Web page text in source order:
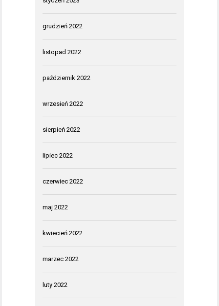
grudzień 2022
listopad 2022
październik 2022
wrzesień 2022
sierpień 2022
lipiec 2022
czerwiec 2022
maj 2022
kwiecień 2022
marzec 2022
luty 2022